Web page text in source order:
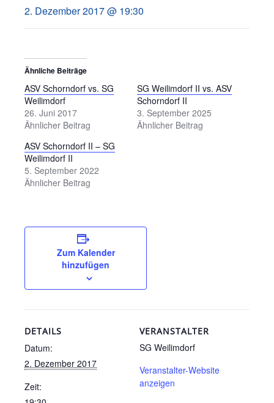
2. Dezember 2017 @ 19:30
Ähnliche Beiträge
ASV Schorndorf vs. SG
Weilimdorf
26. Juni 2017
Ähnlicher Beitrag
SG Weilimdorf II vs. ASV
Schorndorf II
3. September 2025
Ähnlicher Beitrag
ASV Schorndorf II – SG
Weilimdorf II
5. September 2022
Ähnlicher Beitrag
Zum Kalender
hinzufügen
DETAILS
Datum:
2. Dezember 2017
Zeit:
VERANSTALTER
SG Weilimdorf
Veranstalter-Website
anzeigen